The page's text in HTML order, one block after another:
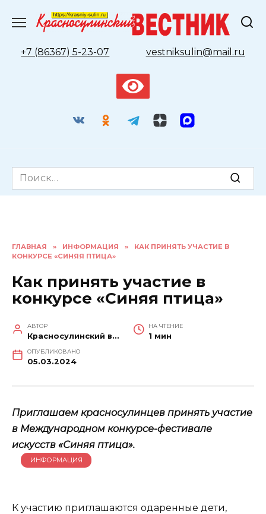
содержанию
+7 (86367) 5-23-07
vestniksulin@mail.ru
Search
for:
ГЛАВНАЯ » ИНФОРМАЦИЯ »
КАК ПРИНЯТЬ УЧАСТИЕ В
КОНКУРСЕ «СИНЯЯ ПТИЦА»
Как принять участие в
конкурсе «Синяя птица»
АВТОР
Красносулинский вестник
НА ЧТЕНИЕ
1 мин
ОПУБЛИКОВАНО
05.03.2024
Приглашаем красносулинцев принять участие
в Международном конкурсе-фестивале
искусств «Синяя птица».
ИНФОРМАЦИЯ
К участию приглашаются одаренные дети,